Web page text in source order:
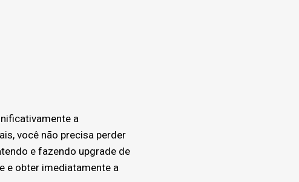
a
você não precisa perder
e fazendo upgrade de
e obter imediatamente a